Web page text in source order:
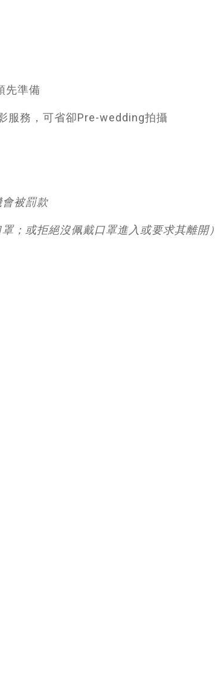
先準備
服務，可省卻Pre-wedding拍攝
會被罰款
；或拒絕沒佩戴口罩進入或要求其離開）